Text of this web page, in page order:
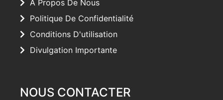
À Propos De Nous
Politique De Confidentialité
Conditions D'utilisation
Divulgation Importante
NOUS CONTACTER